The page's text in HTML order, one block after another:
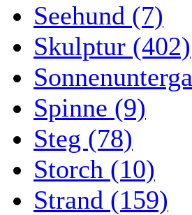
Seehund (7)
Skulptur (402)
Spinne (9)
Steg (78)
Storch (10)
Strand (159)